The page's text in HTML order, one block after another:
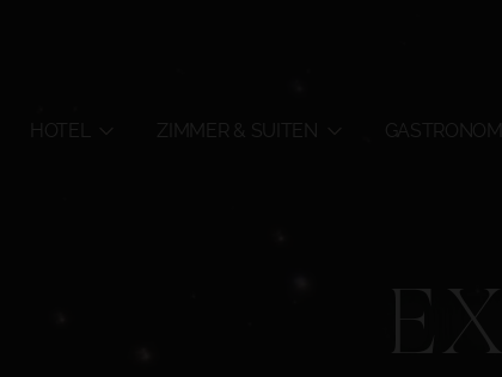
HOTEL ZIMMER & SUITEN